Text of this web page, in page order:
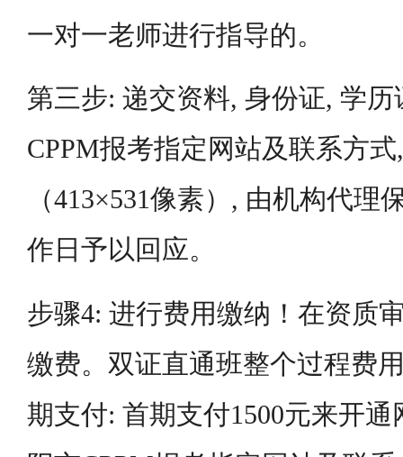
一对一老师进行指导的。
第三步: 递交资料, 身份证, 学
CPPM报考指定网站及联系方
（413×531像素）, 由机构代理
作日予以回应。
步骤4: 进行费用缴纳！在资质
缴费。双证直通班整个过程费
期支付: 首期支付1500元来开